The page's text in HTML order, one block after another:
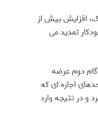
افزایش بیش از
تمدید می
دوم عرضه
اجاره ای که
و در نتیجه وارد